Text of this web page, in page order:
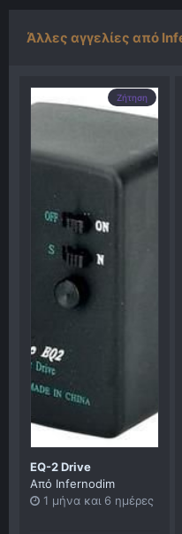
Άλλες αγγελίες από
Ζήτηση
EQ-2 Drive
Από Infernodim
1 μήνα και 6 ημέρες